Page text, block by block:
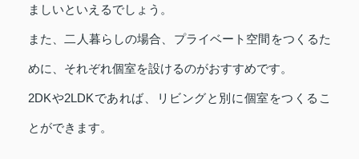
ましいといえるでしょう。
また、二人暮らしの場合、プライベート空間をつくるた
めに、それぞれ個室を設けるのがおすすめです。
2DKや2LDKであれば、リビングと別に個室をつくるこ
とができます。